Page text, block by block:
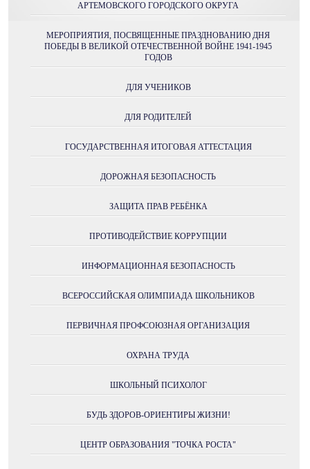
АРТЕМОВСКОГО ГОРОДСКОГО ОКРУГА
МЕРОПРИЯТИЯ, ПОСВЯЩЕННЫЕ ПРАЗДНОВАНИЮ ДНЯ
ПОБЕДЫ В ВЕЛИКОЙ ОТЕЧЕСТВЕННОЙ ВОЙНЕ 1941-1945
ГОДОВ
ДЛЯ УЧЕНИКОВ
ДЛЯ РОДИТЕЛЕЙ
ГОСУДАРСТВЕННАЯ ИТОГОВАЯ АТТЕСТАЦИЯ
ДОРОЖНАЯ БЕЗОПАСНОСТЬ
ЗАЩИТА ПРАВ РЕБЁНКА
ПРОТИВОДЕЙСТВИЕ КОРРУПЦИИ
ИНФОРМАЦИОННАЯ БЕЗОПАСНОСТЬ
ВСЕРОССИЙСКАЯ ОЛИМПИАДА ШКОЛЬНИКОВ
ПЕРВИЧНАЯ ПРОФСОЮЗНАЯ ОРГАНИЗАЦИЯ
ОХРАНА ТРУДА
ШКОЛЬНЫЙ ПСИХОЛОГ
БУДЬ ЗДОРОВ-ОРИЕНТИРЫ ЖИЗНИ!
ЦЕНТР ОБРАЗОВАНИЯ "ТОЧКА РОСТА"